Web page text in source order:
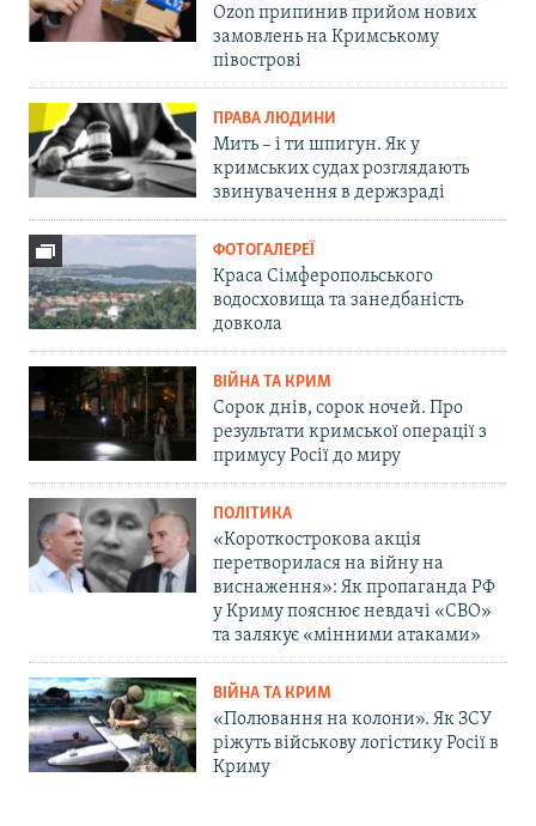
Ozon припинив прийом нових
замовлень на Кримському
півострові
ПРАВА ЛЮДИНИ
Мить – і ти шпигун. Як у
кримських судах розглядають
звинувачення в держзраді
ФОТОГАЛЕРЕЇ
Краса Сімферопольського
водосховища та занедбаність
довкола
ВІЙНА ТА КРИМ
Сорок днів, сорок ночей. Про
результати кримської операції з
примусу Росії до миру
ПОЛІТИКА
«Короткострокова акція
перетворилася на війну на
виснаження»: Як пропаганда РФ
у Криму пояснює невдачі «СВО»
та залякує «мінними атаками»
ВІЙНА ТА КРИМ
«Полювання на колони». Як ЗСУ
ріжуть військову логістику Росії в
Криму